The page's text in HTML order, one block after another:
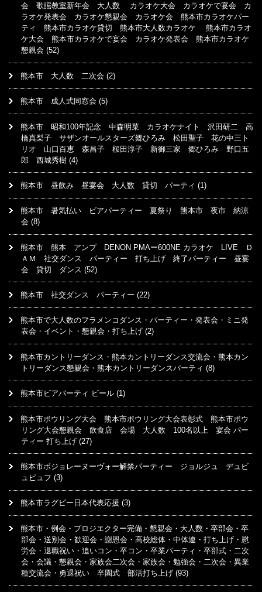
会 歌謡教室新年会 大人数 カラオケ大会 カラオケで宴会 カ
ラオケ発表会 カラオケ懇親会 カラオケ会 熊本市カラオケパー
ティ 熊本市カラオケ貸切 熊本市大人数カラオケ 熊本市カラオ
ケ大会 熊本市カラオケで宴会 カラオケ発表会 熊本市カラオケ
懇親会 (52)
熊本市 大人数 二次会 (2)
熊本市 成人式同窓会 (5)
熊本市 昭和100年記念 中森明菜 カラオケナイト 沢田研二 高
橋真梨子 サザンオールスターズ郷ひろみ 松田聖子 花の中三ト
リオ 山口百恵 森昌子 桜田淳子 新御三家 郷ひろみ 野口五
郎 西城秀樹 (4)
熊本市 昼飲み 昼宴会 大人数 貸切 パーティ (1)
熊本市 暑気払い ビアパーティー 夏祭り 熊本市 夜市 納涼
会 (8)
熊本市 熊本 アンプ DENON PMAー600NE カラオケ LIVE Ｄ
ＡＭ 社交ダンス パーティー 打ち上げ 終了パーティー 昼宴
会 貸切 ダンス (52)
熊本市 社交ダンス パーティー (22)
熊本市で大人数のフラメンコダンス・パーティー・発表会・ミニ発
表会・イベント・懇親会・打ち上げ (2)
熊本市カントリーダンス・熊本カントリーダンス交流会・熊本カン
トリーダンス懇親会・熊本カントリーダンスパーティ (8)
熊本市ビアパーティ ビール (1)
熊本市ボウリング大会 熊本市ボウリング大会表彰式 熊本市ボウ
リング大会懇親会 飲食店 会場 大人数 100名以上 宴会 パー
ティー 打ち上げ (27)
熊本市ボジョレーヌーヴォー解禁パーティー ジョルジュ デュビ
ュビュフ (3)
熊本市ラグビー日本代表応援 (3)
熊本市・例会・プロジエクター完備・懇親会・大人数・卒部会・卒
部会・送別会・歓迎会・謝恩会・高校総体・中体連・打ち上げ・慰
労会・退職祝い・追いコン・卒コン・卒業パーティ・卒部式・二次
会・会議・懇親会・家族会二次会・家族会・勉強会・二次会・異業
種交流会・勇退祝い 卒園式 部活打ち上げ (93)